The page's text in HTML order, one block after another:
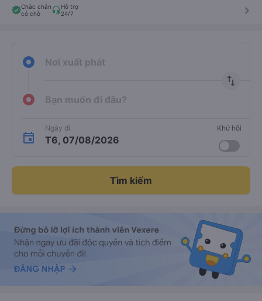
Chắc chắn
có chỗ
Hỗ trợ
24/7
keyboard_arrow_right
Nơi xuất phát
import_export
Bạn muốn đi đâu?
Ngày đi
T6, 07/08/2026
Khứ hồi
Tìm kiếm